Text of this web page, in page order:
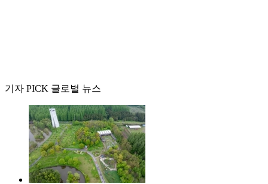
기자 PICK 글로벌 뉴스